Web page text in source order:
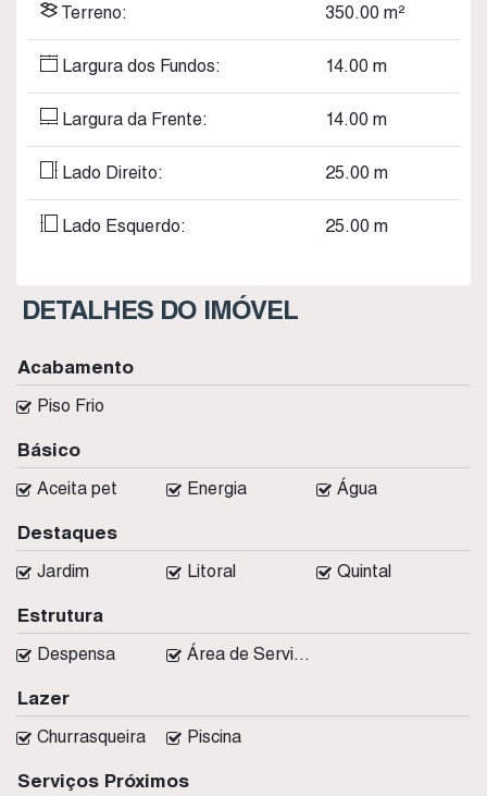
Terreno: 350.00 m²
Largura dos Fundos: 14.00 m
Largura da Frente: 14.00 m
Lado Direito: 25.00 m
Lado Esquerdo: 25.00 m
DETALHES DO IMÓVEL
Serviços Próximos
Básico
Aceita pet Energia Água
Lazer
Churrasqueira Piscina
Estrutura
Despensa Área de Serviço
Destaques
Jardim Litoral Quintal
Acabamento
Piso Frio